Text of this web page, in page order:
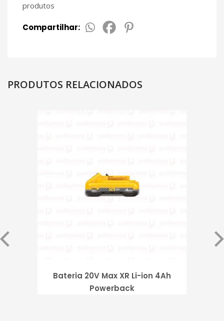
produtos
Compartilhar:
PRODUTOS RELACIONADOS
Bateria 20V Max XR Li-ion 4Ah
Powerback